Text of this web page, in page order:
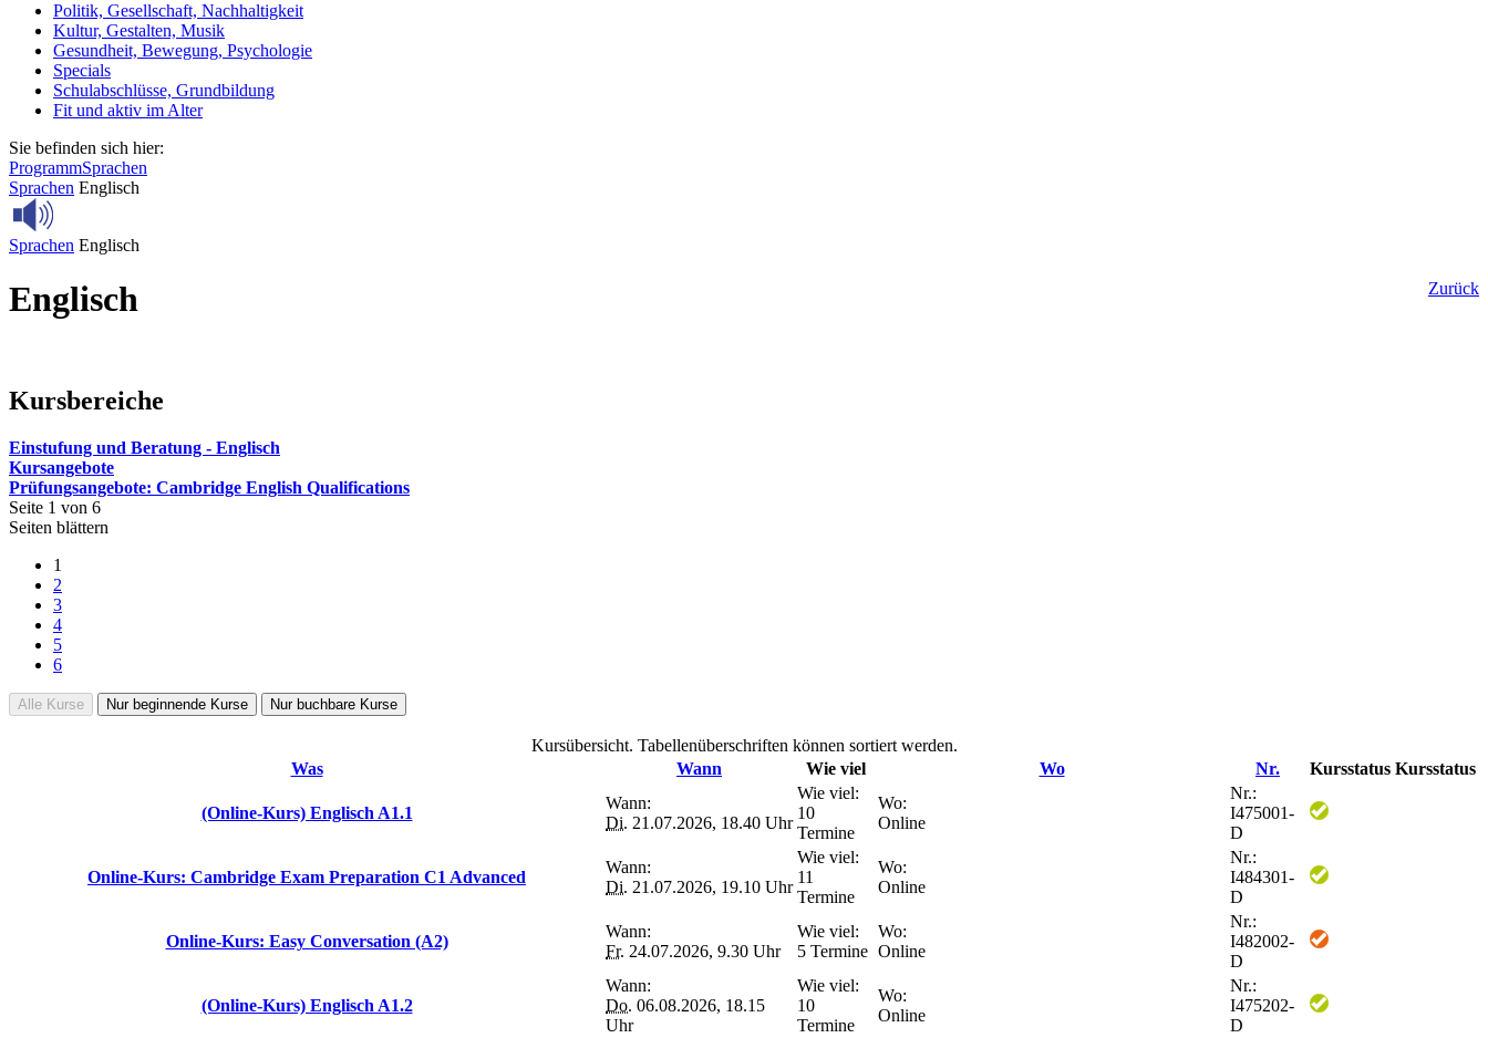
Politik, Gesellschaft, Nachhaltigkeit
Kultur, Gestalten, Musik
Gesundheit, Bewegung, Psychologie
Specials
Schulabschlüsse, Grundbildung
Fit und aktiv im Alter
Sie befinden sich hier:
ProgrammSprachen
Sprachen Englisch
Sprachen Englisch
Zurück
Englisch
Kursbereiche
Einstufung und Beratung - Englisch
Kursangebote
Prüfungsangebote: Cambridge English Qualifications
Seite 1 von 6
Seiten blättern
1
2
3
4
5
6
Alle Kurse Nur beginnende Kurse Nur buchbare Kurse
Kursübersicht. Tabellenüberschriften können sortiert werden.
Was
Wann Wie viel Wo Nr. Kursstatus Kursstatus
(Online-Kurs) Englisch A1.1
Wann:
Di. 21.07.2026, 18.40 Uhr
Wie viel:
10
Termine
Wo:
Online
Nr.:
I475001-
D
Online-Kurs: Cambridge Exam Preparation C1 Advanced
Wann:
Di. 21.07.2026, 19.10 Uhr
Wie viel:
11
Termine
Wo:
Online
Nr.:
I484301-
D
Online-Kurs: Easy Conversation (A2)
Wann:
Fr. 24.07.2026, 9.30 Uhr
Wie viel:
5 Termine
Wo:
Online
Nr.:
I482002-
D
(Online-Kurs) Englisch A1.2
Wann:
Do. 06.08.2026, 18.15
Uhr
Wie viel:
10
Termine
Wo:
Online
Nr.:
I475202-
D